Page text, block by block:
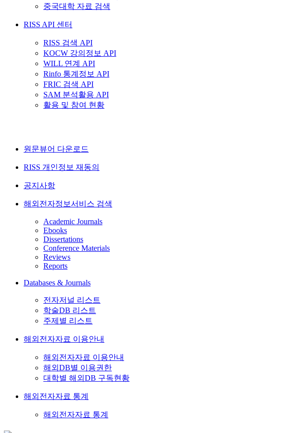
중국대학 자료 검색
RISS API 센터
RISS 검색 API
KOCW 강의정보 API
WILL 연계 API
Rinfo 통계정보 API
FRIC 검색 API
SAM 분석활용 API
활용 및 참여 현황
원문뷰어 다운로드
RISS 개인정보 재동의
공지사항
해외전자정보서비스 검색
Academic Journals
Ebooks
Dissertations
Conference Materials
Reviews
Reports
Databases & Journals
전자저널 리스트
학술DB 리스트
주제별 리스트
해외전자자료 이용안내
해외전자자료 이용안내
해외DB별 이용권한
대학별 해외DB 구독현황
해외전자자료 통계
해외전자자료 통계